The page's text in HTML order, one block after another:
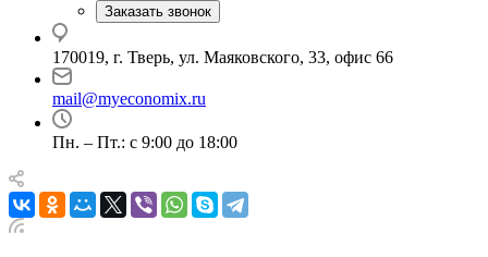
Заказать звонок
170019, г. Тверь, ул. Маяковского, 33, офис 66
mail@myeconomix.ru
Пн. – Пт.: с 9:00 до 18:00